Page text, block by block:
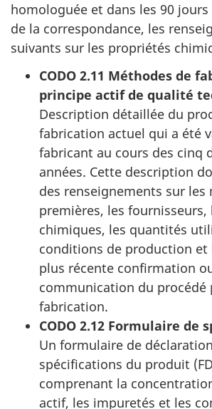
homologuée et dans les 90
de la correspondance, les
suivants sur les propriétés
CODO 2.11 Méthodes de
principe actif de qualité
Description détaillée du
fabrication actuel qui a été
fabricant au cours des cinq
années. Cette description
des renseignements sur les
premières, les fournisseurs,
chimiques, les quantités
conditions de production et
plus récente confirmation
communication du procédé
fabrication.
CODO 2.12 Formulaire de
Un formulaire de
spécifications du produit
comprenant la
actif, les impuretés et les